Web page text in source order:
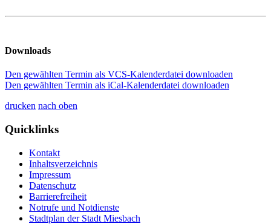
Downloads
Den gewählten Termin als VCS-Kalenderdatei downloaden
Den gewählten Termin als iCal-Kalenderdatei downloaden
drucken nach oben
Quicklinks
Kontakt
Inhaltsverzeichnis
Impressum
Datenschutz
Barrierefreiheit
Notrufe und Notdienste
Stadtplan der Stadt Miesbach